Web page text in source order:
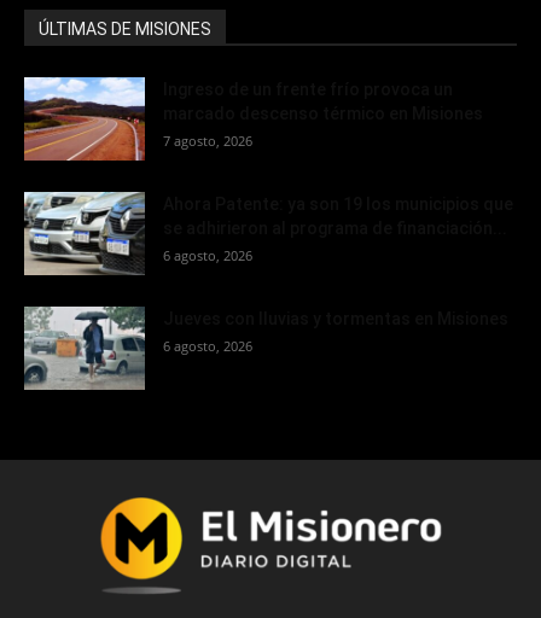
ÚLTIMAS DE MISIONES
7 agosto, 2026
6 agosto, 2026
6 agosto, 2026